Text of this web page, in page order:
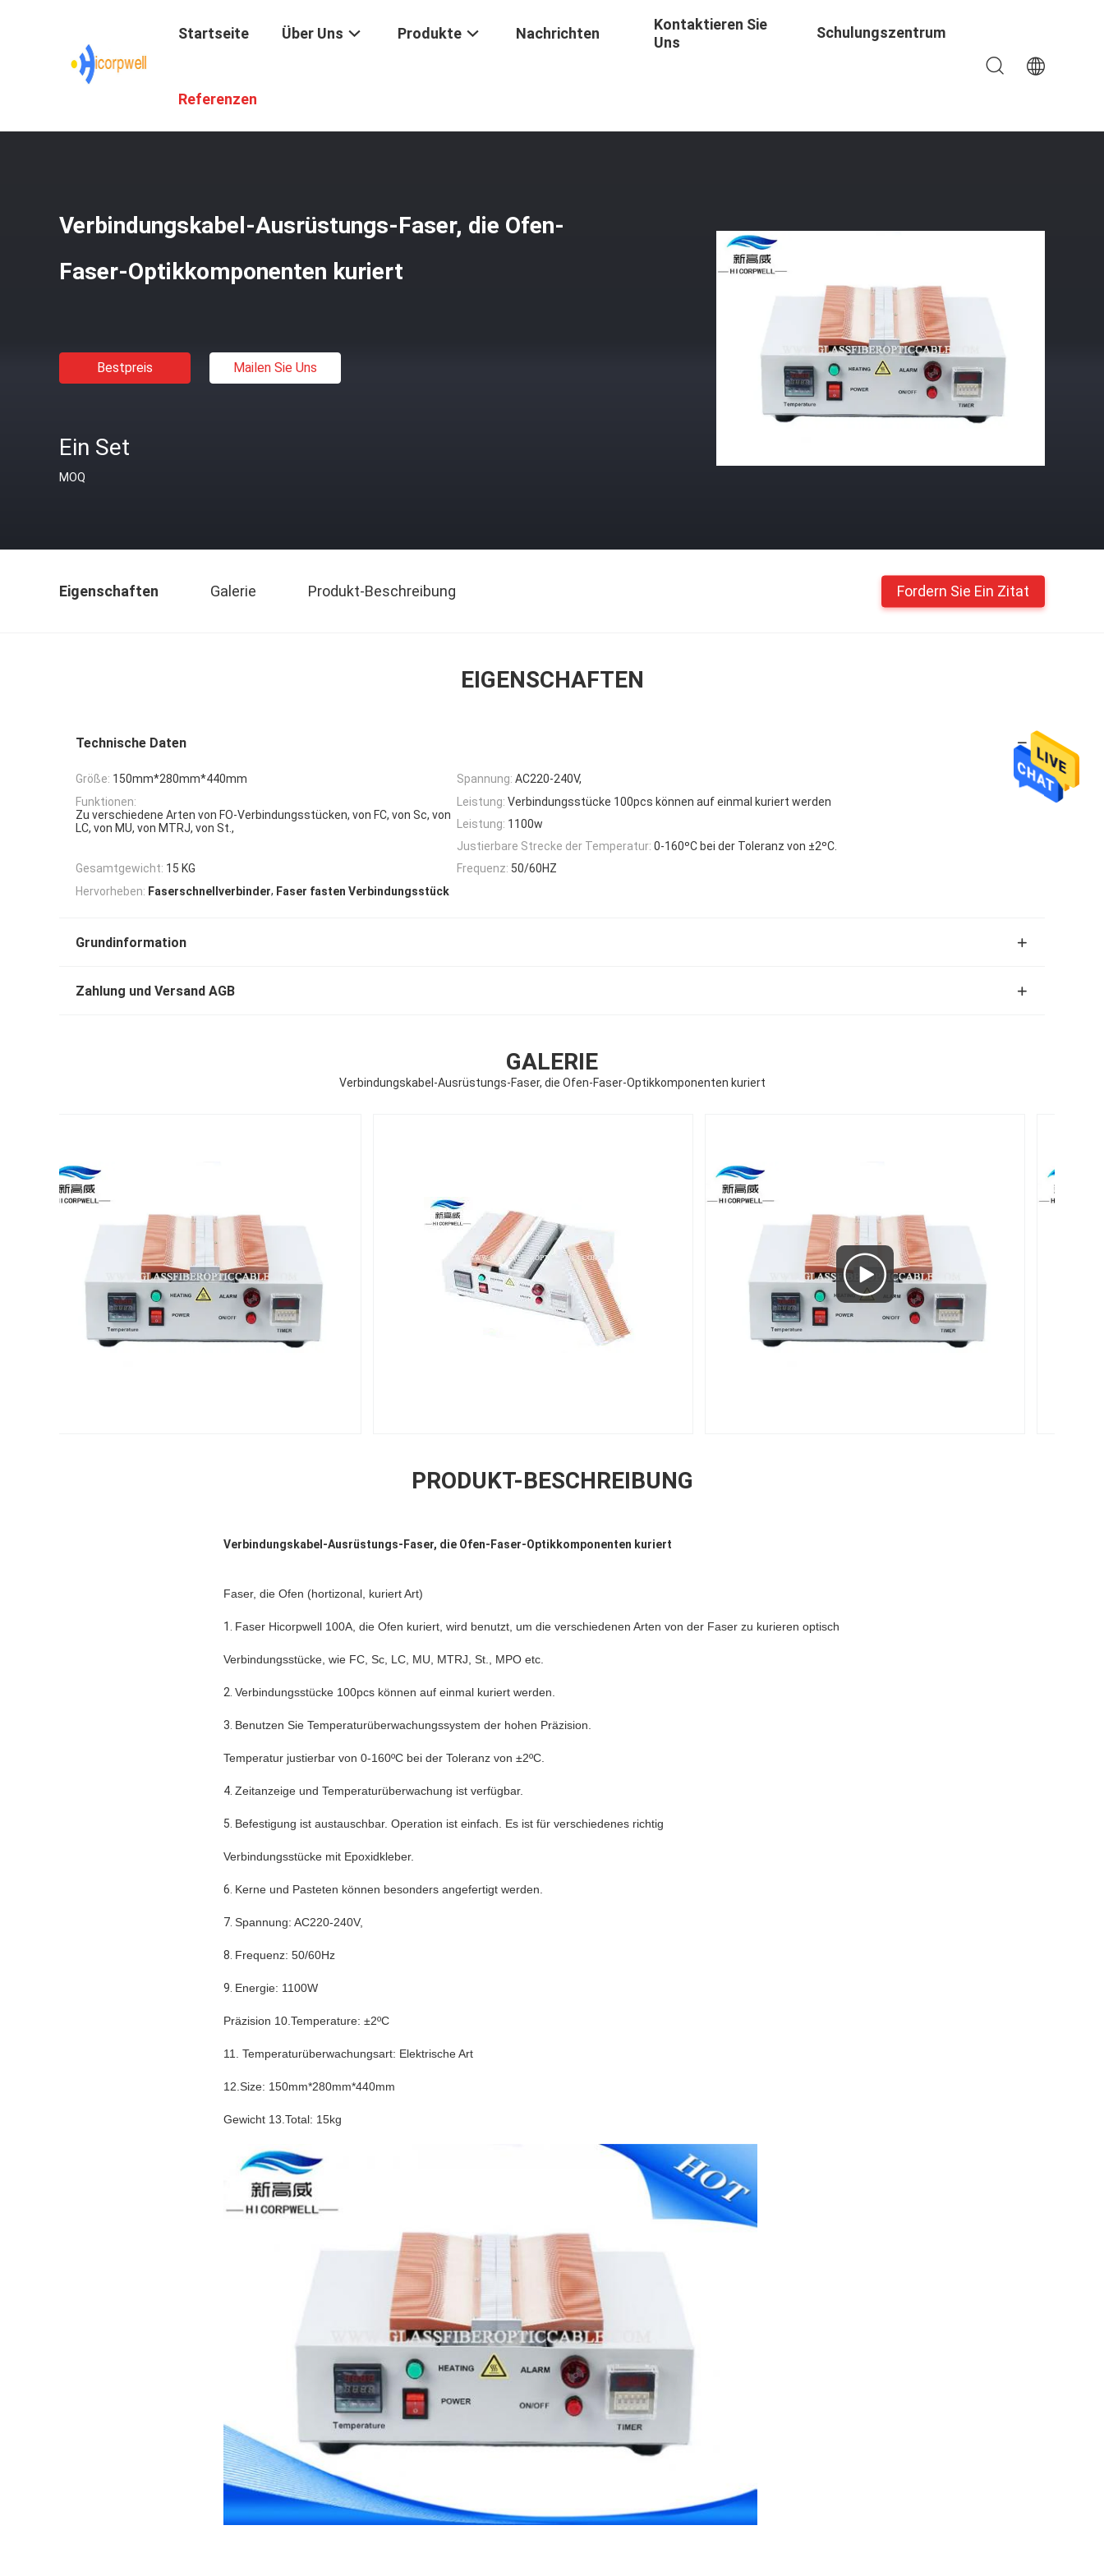
Startseite Über Uns Produkte Nachrichten
Kontaktieren Sie
Uns
Schulungszentrum
Referenzen
Verbindungskabel-Ausrüstungs-Faser, die Ofen-
Faser-Optikkomponenten kuriert
Bestpreis Mailen Sie Uns
Ein Set
MOQ
Eigenschaften Galerie Produkt-Beschreibung Fordern Sie Ein Zitat
EIGENSCHAFTEN
Technische Daten
Größe: 150mm*280mm*440mm Spannung: AC220-240V,
Funktionen:
Zu verschiedene Arten von FO-Verbindungsstücken, von FC, von Sc, von
LC, von MU, von MTRJ, von St.,
Leistung: Verbindungsstücke 100pcs können auf einmal kuriert werden
Leistung: 1100w
Justierbare Strecke der Temperatur: 0-160ºC bei der Toleranz von ±2ºC.
Gesamtgewicht: 15 KG Frequenz: 50/60HZ
Hervorheben: Faserschnellverbinder, Faser fasten Verbindungsstück
Grundinformation
Zahlung und Versand AGB
GALERIE
Verbindungskabel-Ausrüstungs-Faser, die Ofen-Faser-Optikkomponenten kuriert
PRODUKT-BESCHREIBUNG
Verbindungskabel-Ausrüstungs-Faser, die Ofen-Faser-Optikkomponenten kuriert
Faser, die Ofen (hortizonal, kuriert Art)
1. Faser Hicorpwell 100A, die Ofen kuriert, wird benutzt, um die verschiedenen Arten von der Faser zu kurieren optisch
Verbindungsstücke, wie FC, Sc, LC, MU, MTRJ, St., MPO etc.
2. Verbindungsstücke 100pcs können auf einmal kuriert werden.
3. Benutzen Sie Temperaturüberwachungssystem der hohen Präzision.
Temperatur justierbar von 0-160ºC bei der Toleranz von ±2ºC.
4. Zeitanzeige und Temperaturüberwachung ist verfügbar.
5. Befestigung ist austauschbar. Operation ist einfach. Es ist für verschiedenes richtig
Verbindungsstücke mit Epoxidkleber.
6. Kerne und Pasteten können besonders angefertigt werden.
7. Spannung: AC220-240V,
8. Frequenz: 50/60Hz
9. Energie: 1100W
Präzision 10.Temperature: ±2ºC
11. Temperaturüberwachungsart: Elektrische Art
12.Size: 150mm*280mm*440mm
Gewicht 13.Total: 15kg